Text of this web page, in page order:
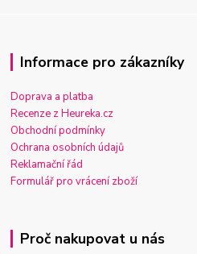
Informace pro zákazníky
Doprava a platba
Recenze z Heureka.cz
Obchodní podmínky
Ochrana osobních údajů
Reklamační řád
Formulář pro vrácení zboží
Proč nakupovat u nás